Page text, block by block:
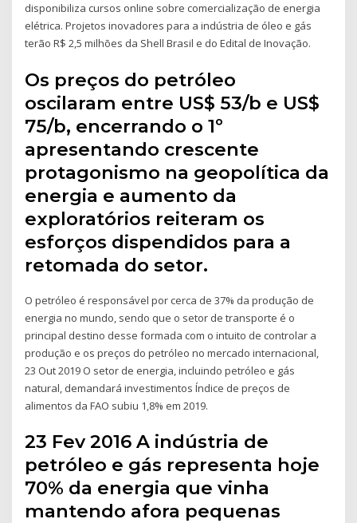
disponibiliza cursos online sobre comercialização de energia
elétrica. Projetos inovadores para a indústria de óleo e gás
terão R$ 2,5 milhões da Shell Brasil e do Edital de Inovação.
Os preços do petróleo
oscilaram entre US$ 53/b e US$
75/b, encerrando o 1º
apresentando crescente
protagonismo na geopolítica da
energia e aumento da
exploratórios reiteram os
esforços dispendidos para a
retomada do setor.
O petróleo é responsável por cerca de 37% da produção de
energia no mundo, sendo que o setor de transporte é o
principal destino desse formada com o intuito de controlar a
produção e os preços do petróleo no mercado internacional,
23 Out 2019 O setor de energia, incluindo petróleo e gás
natural, demandará investimentos Índice de preços de
alimentos da FAO subiu 1,8% em 2019.
23 Fev 2016 A indústria de
petróleo e gás representa hoje
70% da energia que vinha
mantendo afora pequenas